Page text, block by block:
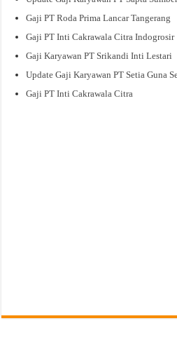
Gaji PT Roda Prima Lancar Tangerang
Gaji PT Inti Cakrawala Citra Indogrosir
Gaji Karyawan PT Srikandi Inti Lestari
Update Gaji Karyawan PT Setia Guna
Gaji PT Inti Cakrawala Citra